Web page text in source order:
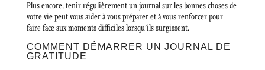
Plus encore, tenir régulièrement un journal sur les bonnes choses de
votre vie peut vous aider à vous préparer et à vous renforcer pour
faire face aux moments difficiles lorsqu’ils surgissent.
COMMENT DÉMARRER UN JOURNAL DE
GRATITUDE